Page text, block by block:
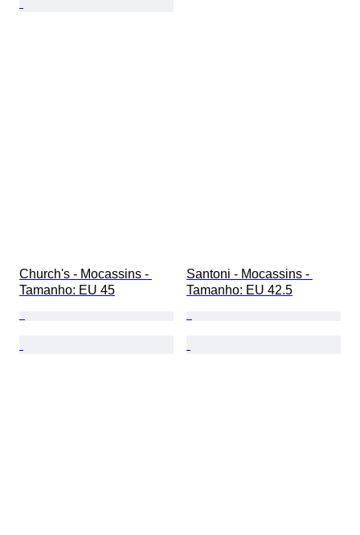
Church's - Mocassins -
Tamanho: EU 45
Santoni - Mocassins -
Tamanho: EU 42.5